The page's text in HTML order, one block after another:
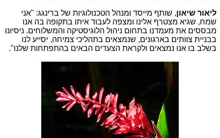
ליאור שיאון, שותף מייסד ומנהל הטכנולוגיות של ברינגג: "אני
שמח, שגיא מצטרף אלינו ומצפה לעבוד איתו בתקופה בה אנו
מבססים את מעמדנו בתחום ניהול הלוגיסטיקה והמשלוחים. ניסיונו
בבניית צוותים בארגונים, שנמצאים בתהליכי צמיחה, יסייע לנו
בשלב בו אנו נמצאים ולקראת הצעדים הבאים בהתפתחות שלנו".